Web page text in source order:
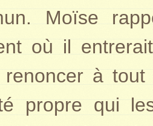
Moïse
où il
à tout
propre qui